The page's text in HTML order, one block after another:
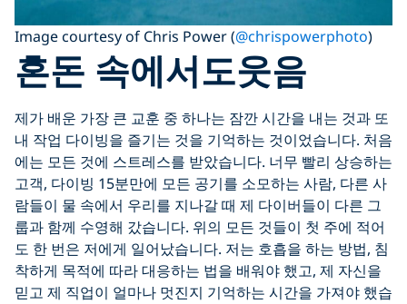
Image courtesy of Chris Power (@chrispowerphoto)
혼돈 속에서도웃음
제가 배운 가장 큰 교훈 중 하나는 잠깐 시간을 내는 것과 또
내 작업 다이빙을 즐기는 것을 기억하는 것이었습니다. 처음
에는 모든 것에 스트레스를 받았습니다. 너무 빨리 상승하는
고객, 다이빙 15분만에 모든 공기를 소모하는 사람, 다른 사
람들이 물 속에서 우리를 지나갈 때 제 다이버들이 다른 그
룹과 함께 수영해 갔습니다. 위의 모든 것들이 첫 주에 적어
도 한 번은 저에게 일어났습니다. 저는 호흡을 하는 방법, 침
착하게 목적에 따라 대응하는 법을 배워야 했고, 제 자신을
믿고 제 직업이 얼마나 멋진지 기억하는 시간을 가져야 했습